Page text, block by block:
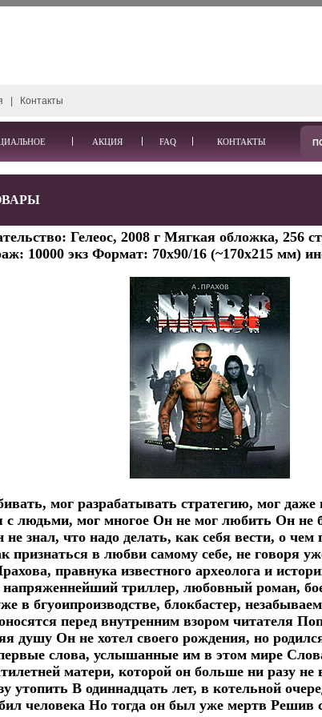
Контакты
АКЦИЯ FAQ КОНТАКТЫ
Гелеос, 2008 г Мягкая обложка, 256
10000 экз Формат: 70x90/16 (~170х215 мм)
мог разрабатывать стратегию, мог даже
с людьми, мог многое Он не мог любить Он не
не знал, что надо делать, как себя вести, о
признаться в любви самому себе, не говоря
правнука известного археолога и
триллер, любовный роман,
в бгуоипроизводстве, блокбастер,
перед внутренним взором читателя
душу Он не хотел своего рождения, но
слова, услышанные им в этом мире
матери, которой он больше ни разу не
утопить В одиннадцать лет, в котельной
человека Но тогда он был уже мертв Решив